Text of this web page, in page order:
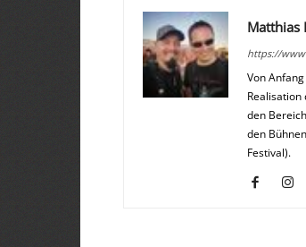
Matthias
https://
Von
den
den
Festival).